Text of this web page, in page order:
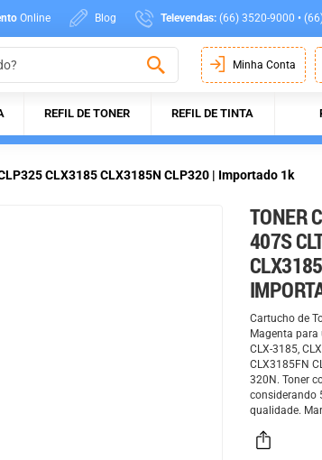
Online Blog Televendas: (66) 3520-9000 •
Minha Conta
REFIL DE TONER REFIL DE TINTA
CLX3185 CLX3185N CLP320 | Importado 1k
TONER
407S
Cartucho de
Magenta para
CLX-3185,
CLX3185FN
320N. Toner
considerando
qualidade.